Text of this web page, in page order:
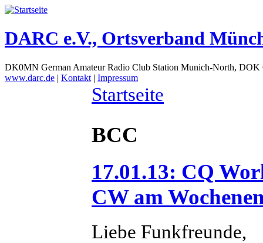
DARC e.V., Ortsverband
DK0MN German Amateur Radio Club Station Munich-North,
www.darc.de | Kontakt | Impressum
Startseite
BCC
17.01.13: CQ
CW am
Liebe Funkfreunde,